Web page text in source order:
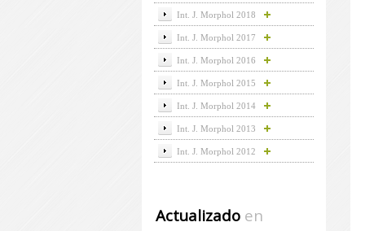
Int. J. Morphol 2018
Int. J. Morphol 2017
Int. J. Morphol 2016
Int. J. Morphol 2015
Int. J. Morphol 2014
Int. J. Morphol 2013
Int. J. Morphol 2012
Actualizadoen